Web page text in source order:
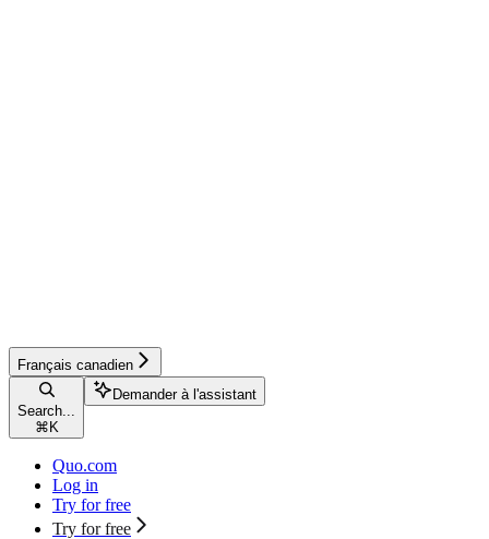
Français canadien
Search...
⌘ K
Demander à l'assistant
Quo.com
Log in
Try for free
Try for free